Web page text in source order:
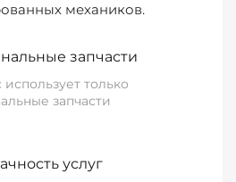
механиков.
запчасти
только
запчасти
услуг